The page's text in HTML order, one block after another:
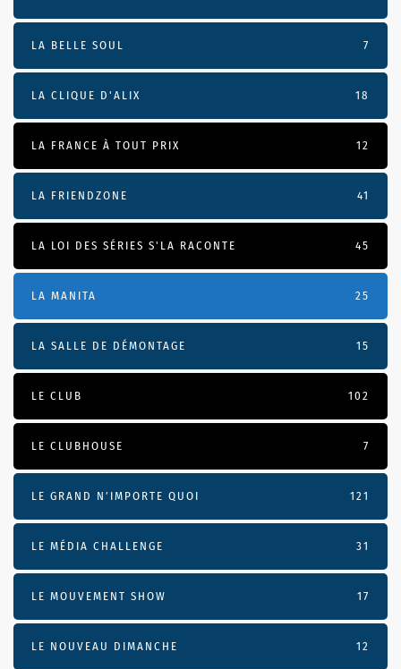
LA BELLE SOUL 7
LA CLIQUE D'ALIX 18
LA FRANCE À TOUT PRIX 12
LA FRIENDZONE 41
LA LOI DES SÉRIES S'LA RACONTE 45
LA MANITA 25
LA SALLE DE DÉMONTAGE 15
LE CLUB 102
LE CLUBHOUSE 7
LE GRAND N’IMPORTE QUOI 121
LE MÉDIA CHALLENGE 31
LE MOUVEMENT SHOW 17
LE NOUVEAU DIMANCHE 12